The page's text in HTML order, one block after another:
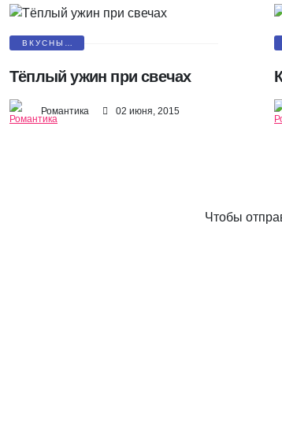
ВКУСНЫЕ
Тёплый ужин при свечах
Романтика 02 июня, 2015
Чтобы